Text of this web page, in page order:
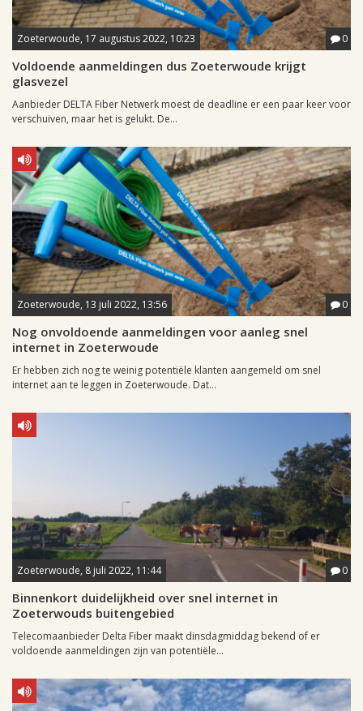
Zoeterwoude, 17 augustus 2022, 10:23 0
Voldoende aanmeldingen dus Zoeterwoude krijgt
glasvezel
Aanbieder DELTA Fiber Netwerk moest de deadline er een paar keer voor
verschuiven, maar het is gelukt. De...
Zoeterwoude, 13 juli 2022, 13:56 0
Nog onvoldoende aanmeldingen voor aanleg snel
internet in Zoeterwoude
Er hebben zich nog te weinig potentiële klanten aangemeld om snel
internet aan te leggen in Zoeterwoude. Dat...
Zoeterwoude, 8 juli 2022, 11:44 0
Binnenkort duidelijkheid over snel internet in
Zoeterwouds buitengebied
Telecomaanbieder Delta Fiber maakt dinsdagmiddag bekend of er
voldoende aanmeldingen zijn van potentiële...